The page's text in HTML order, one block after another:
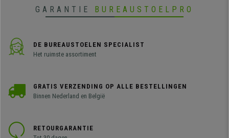
GARANTIE BUREAUSTOELPRO
DE BUREAUSTOELEN SPECIALIST
Het ruimste assortiment
GRATIS VERZENDING OP ALLE BESTELLINGEN
Binnen Nederland en België
RETOURGARANTIE